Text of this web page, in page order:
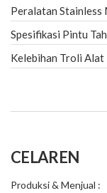
Peralatan Stainless
Spesifikasi Pintu
Kelebihan Troli Alat
CELAREN
Produksi & Menjual :